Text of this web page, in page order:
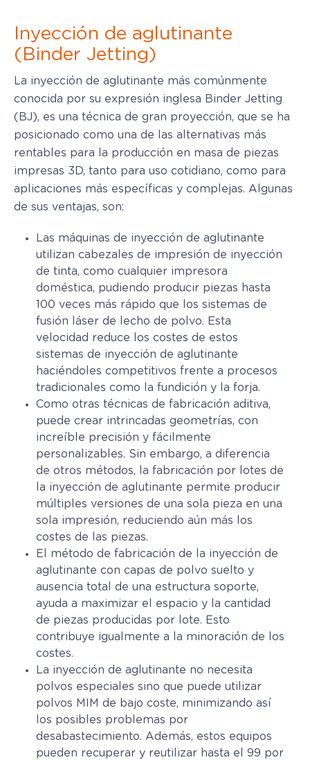
Inyección de aglutinante
(Binder Jetting)
La inyección de aglutinante más comúnmente
conocida por su expresión inglesa Binder Jetting
(BJ), es una técnica de gran proyección, que se ha
posicionado como una de las alternativas más
rentables para la producción en masa de piezas
impresas 3D, tanto para uso cotidiano, como para
aplicaciones más específicas y complejas. Algunas
de sus ventajas, son:
Las máquinas de inyección de aglutinante
utilizan cabezales de impresión de inyección
de tinta, como cualquier impresora
doméstica, pudiendo producir piezas hasta
100 veces más rápido que los sistemas de
fusión láser de lecho de polvo. Esta
velocidad reduce los costes de estos
sistemas de inyección de aglutinante
haciéndoles competitivos frente a procesos
tradicionales como la fundición y la forja.
Como otras técnicas de fabricación aditiva,
puede crear intrincadas geometrías, con
increíble precisión y fácilmente
personalizables. Sin embargo, a diferencia
de otros métodos, la fabricación por lotes de
la inyección de aglutinante permite producir
múltiples versiones de una sola pieza en una
sola impresión, reduciendo aún más los
costes de las piezas.
El método de fabricación de la inyección de
aglutinante con capas de polvo suelto y
ausencia total de una estructura soporte,
ayuda a maximizar el espacio y la cantidad
de piezas producidas por lote. Esto
contribuye igualmente a la minoración de los
costes.
La inyección de aglutinante no necesita
polvos especiales sino que puede utilizar
polvos MIM de bajo coste, minimizando así
los posibles problemas por
desabastecimiento. Además, estos equipos
pueden recuperar y reutilizar hasta el 99 por